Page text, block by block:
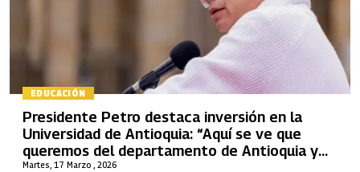
EDUCACIÓN
Martes, 17 Marzo , 2026
Presidente Petro destaca inversión en la
Universidad de Antioquia: “Aquí se ve que
queremos del departamento de Antioquia y
Medellín”